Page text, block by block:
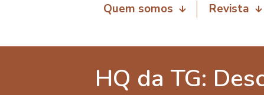
Quem somos Revista
HQ da TG: